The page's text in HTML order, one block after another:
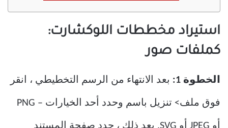
استيراد مخططات اللوكشارت:
كملفات صور
الخطوة 1: بعد الانتهاء من الرسم التخطيطي ، انقر
فوق ملف> تنزيل باسم وحدد أحد الخيارات – PNG
أو JPEG أو SVG. بعد ذلك ، حدد صفحة المستند